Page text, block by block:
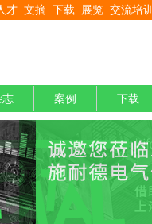
才 文摘 下载 展览 交流培训
志 案例 下载